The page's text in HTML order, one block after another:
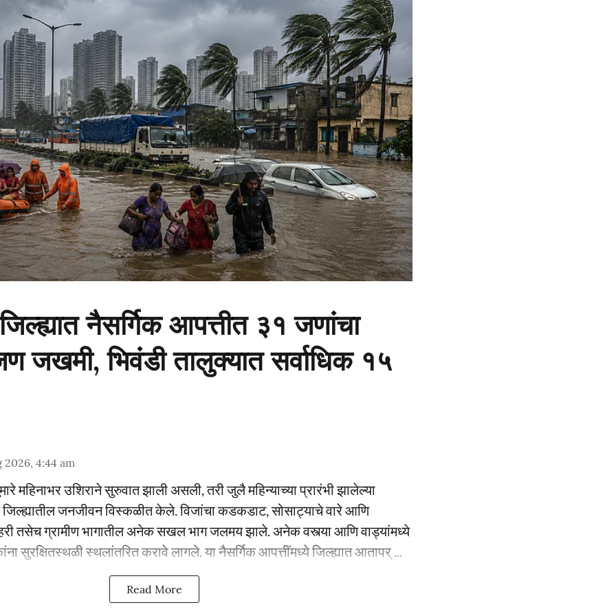
नैसर्गिक आपत्तीत ३१ जणांचा
जखमी, भिवंडी तालुक्यात सर्वाधिक १५
2026, 4:44 am
महिनाभर उशिराने सुरुवात झाली असली, तरी जुलै महिन्याच्या प्रारंभी झालेल्या
जनजीवन विस्कळीत केले. विजांचा कडकडाट, सोसाट्याचे वारे आणि
तसेच ग्रामीण भागातील अनेक सखल भाग जलमय झाले. अनेक वस्त्या आणि वाड्यांमध्ये
सुरक्षितस्थळी स्थलांतरित करावे लागले. या नैसर्गिक आपत्तींमध्ये जिल्ह्यात आतापर् ...
Read More